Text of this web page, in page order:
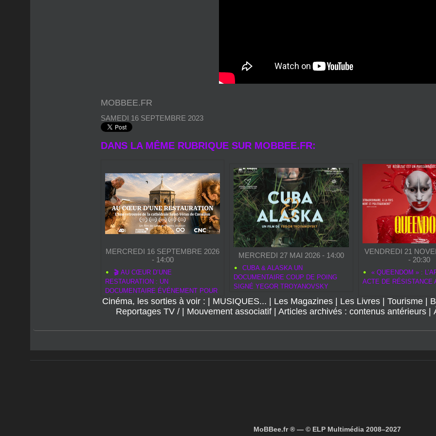
DANS LA MÊME RUBRIQUE SUR MOBBEE.FR:
MERCREDI 16 SEPTEMBRE 2026
- 14:00
RESTAURATION : UN
DOCUMENTAIRE ÉVÉNEMENT POUR
LA RENTRÉE CINÉMA 2026
MERCREDI 27 MAI 2026 - 14:00
CUBA & ALASKA UN
DOCUMENTAIRE COUP DE POING
SIGNÉ YEGOR TROYANOVSKY
VENDREDI 21
- 20:30
« QUEENDOM » :
ACTE DE RÉSISTANCE
Cinéma, les sorties à voir : MUSIQUES... |Les Magazines Les Livres |Tourisme |
Reportages TV /
Mouvement associatif |Articles archivés : contenus antérieurs |